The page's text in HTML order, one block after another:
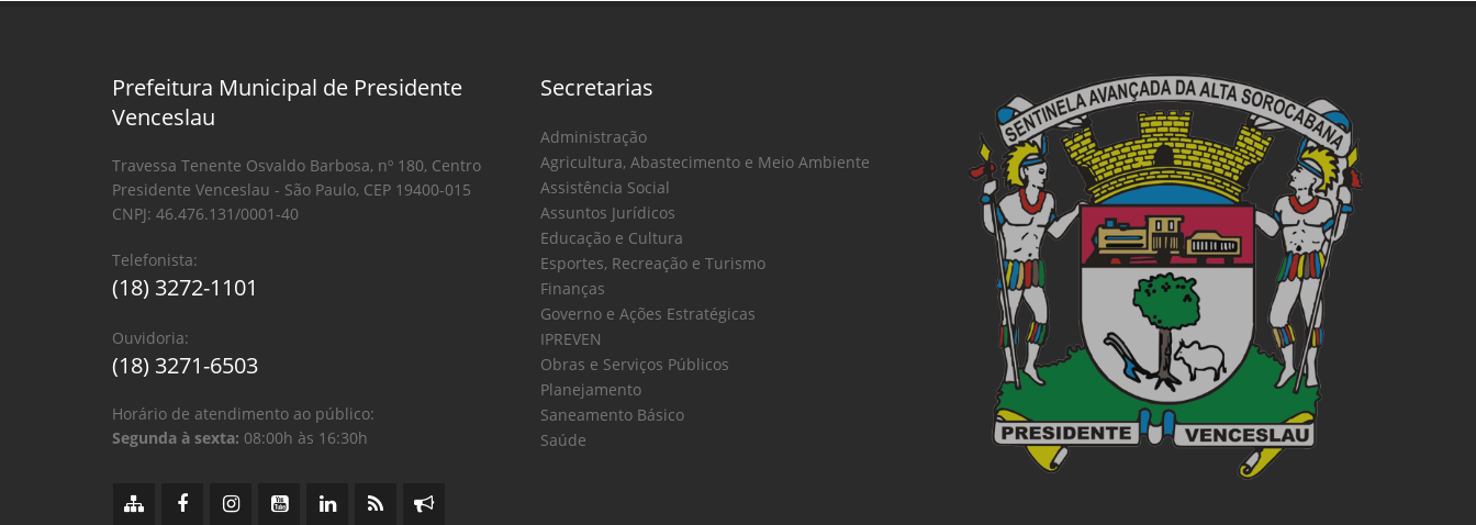
Prefeitura Municipal de Presidente
Venceslau
Travessa Tenente Osvaldo Barbosa, nº 180, Centro
Presidente Venceslau - São Paulo, CEP 19400-015
CNPJ: 46.476.131/0001-40
Telefonista:
(18) 3272-1101
Ouvidoria:
(18) 3271-6503
Horário de atendimento ao público:
Segunda à sexta: 08:00h às 16:30h
Secretarias
Administração
Agricultura, Abastecimento e Meio Ambiente
Assistência Social
Assuntos Jurídicos
Educação e Cultura
Esportes, Recreação e Turismo
Finanças
Governo e Ações Estratégicas
IPREVEN
Obras e Serviços Públicos
Planejamento
Saneamento Básico
Saúde